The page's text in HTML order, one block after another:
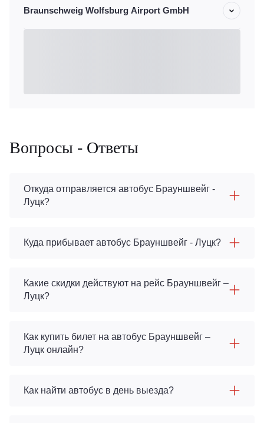
Braunschweig Wolfsburg Airport GmbH
Вопросы - Ответы
Откуда отправляется автобус Брауншвейг -
Луцк?
Куда прибывает автобус Брауншвейг - Луцк?
Какие скидки действуют на рейс Брауншвейг –
Луцк?
Как купить билет на автобус Брауншвейг –
Луцк онлайн?
Как найти автобус в день выезда?